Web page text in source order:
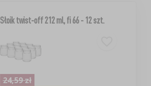
Słoik twist-off 212 ml, fi 66 - 12 szt.
24,59 zł